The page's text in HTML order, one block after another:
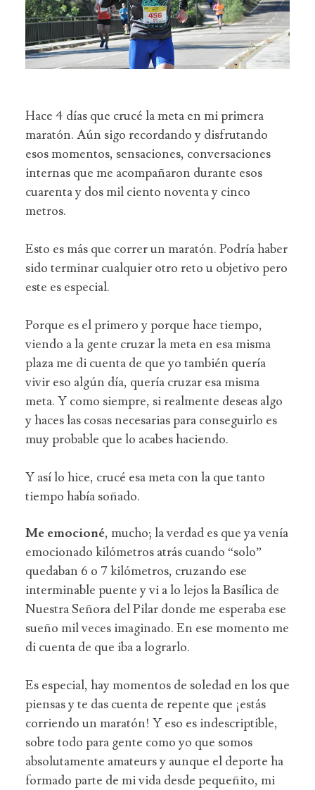
Hace 4 días que crucé la meta en mi primera
maratón. Aún sigo recordando y disfrutando
esos momentos, sensaciones, conversaciones
internas que me acompañaron durante esos
cuarenta y dos mil ciento noventa y cinco
metros.
Esto es más que correr un maratón. Podría haber
sido terminar cualquier otro reto u objetivo pero
este es especial.
Porque es el primero y porque hace tiempo,
viendo a la gente cruzar la meta en esa misma
plaza me di cuenta de que yo también quería
vivir eso algún día, quería cruzar esa misma
meta. Y como siempre, si realmente deseas algo
y haces las cosas necesarias para conseguirlo es
muy probable que lo acabes haciendo.
Y así lo hice, crucé esa meta con la que tanto
tiempo había soñado.
Me emocioné, mucho; la verdad es que ya venía
emocionado kilómetros atrás cuando “solo”
quedaban 6 o 7 kilómetros, cruzando ese
interminable puente y vi a lo lejos la Basílica de
Nuestra Señora del Pilar donde me esperaba ese
sueño mil veces imaginado. En ese momento me
di cuenta de que iba a lograrlo.
Es especial, hay momentos de soledad en los que
piensas y te das cuenta de repente que ¡estás
corriendo un maratón! Y eso es indescriptible,
sobre todo para gente como yo que somos
absolutamente amateurs y aunque el deporte ha
formado parte de mi vida desde pequeñito, mi